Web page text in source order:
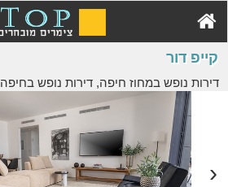
קייפ דור
דירות נופש במחוז חיפה, דירות נופש בחיפה